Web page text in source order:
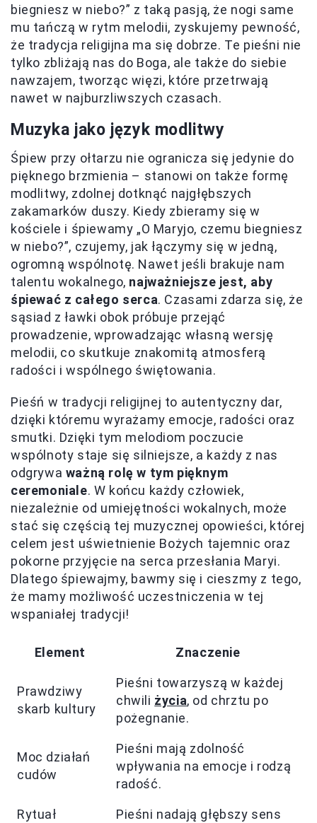
biegniesz w niebo?” z taką pasją, że nogi same
mu tańczą w rytm melodii, zyskujemy pewność,
że tradycja religijna ma się dobrze. Te pieśni nie
tylko zbliżają nas do Boga, ale także do siebie
nawzajem, tworząc więzi, które przetrwają
nawet w najburzliwszych czasach.
Muzyka jako język modlitwy
Śpiew przy ołtarzu nie ogranicza się jedynie do
pięknego brzmienia – stanowi on także formę
modlitwy, zdolnej dotknąć najgłębszych
zakamarków duszy. Kiedy zbieramy się w
kościele i śpiewamy „O Maryjo, czemu biegniesz
w niebo?”, czujemy, jak łączymy się w jedną,
ogromną wspólnotę. Nawet jeśli brakuje nam
talentu wokalnego, najważniejsze jest, aby
śpiewać z całego serca. Czasami zdarza się, że
sąsiad z ławki obok próbuje przejąć
prowadzenie, wprowadzając własną wersję
melodii, co skutkuje znakomitą atmosferą
radości i wspólnego świętowania.
Pieśń w tradycji religijnej to autentyczny dar,
dzięki któremu wyrażamy emocje, radości oraz
smutki. Dzięki tym melodiom poczucie
wspólnoty staje się silniejsze, a każdy z nas
odgrywa ważną rolę w tym pięknym
ceremoniale. W końcu każdy człowiek,
niezależnie od umiejętności wokalnych, może
stać się częścią tej muzycznej opowieści, której
celem jest uświetnienie Bożych tajemnic oraz
pokorne przyjęcie na serca przesłania Maryi.
Dlatego śpiewajmy, bawmy się i cieszmy z tego,
że mamy możliwość uczestniczenia w tej
wspaniałej tradycji!
Element Znaczenie
Prawdziwy
skarb kultury
Pieśni towarzyszą w każdej
chwili życia, od chrztu po
pożegnanie.
Moc działań
cudów
Pieśni mają zdolność
wpływania na emocje i rodzą
radość.
Rytuał
Pieśni nadają głębszy sens